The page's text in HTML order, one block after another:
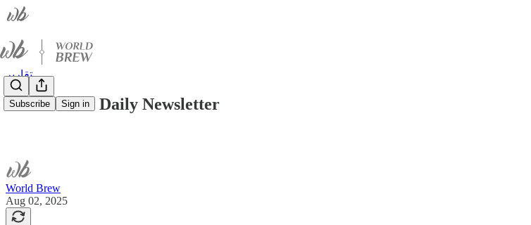
Subscribe Sign in
تقارير
World Brew Daily Newsletter
World Brew
Aug 02, 2025